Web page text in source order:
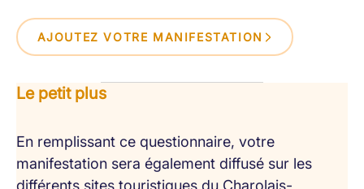
AJOUTEZ VOTRE MANIFESTATION
Le petit plus
En remplissant ce questionnaire, votre
manifestation sera également diffusé sur les
différents sites touristiques du Charolais-